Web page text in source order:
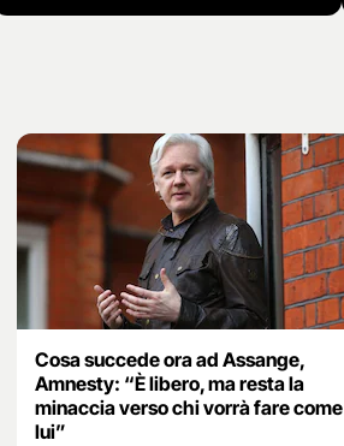
Cosa succede ora ad Assange,
Amnesty: “È libero, ma resta la
minaccia verso chi vorrà fare come
lui”